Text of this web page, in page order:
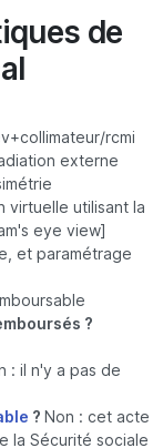
de
rcmi
externe
virtuelle utilisant la
eye view]
et paramétrage
?
: il n'y a pas de
? Non : cet acte
la Sécurité sociale